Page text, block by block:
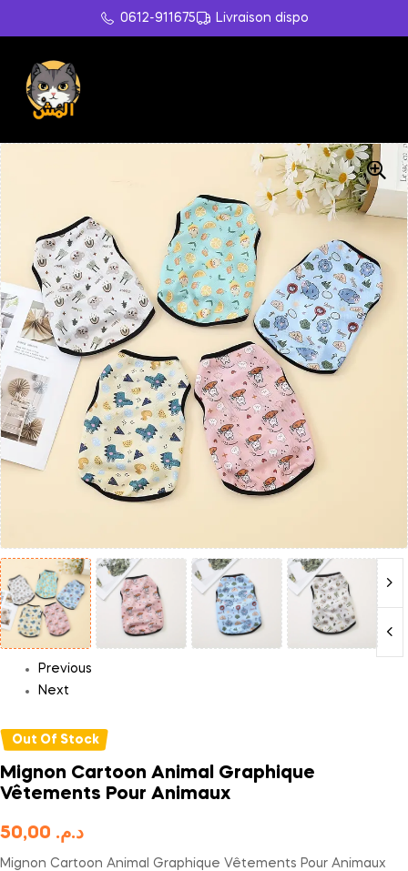
0612-911675 Livraison dispo
Previous
Next
Out Of Stock
Mignon Cartoon Animal Graphique
Vêtements Pour Animaux
د.م.
Mignon Cartoon Animal Graphique Vêtements Pour Animaux